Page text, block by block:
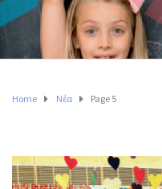
Home Νέα Page 5